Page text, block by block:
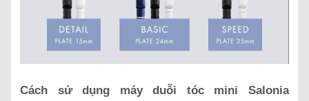
Cách sử dụng máy duỗi tóc mini Salonia